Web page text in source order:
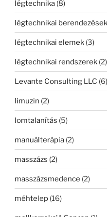
légtechnika (8)
légtechnikai berendezések
légtechnikai elemek (3)
légtechnikai rendszerek (2)
Levante Consulting LLC (6)
limuzin (2)
lomtalanítás (5)
manuálterápia (2)
masszázs (2)
masszázsmedence (2)
méhtelep (16)